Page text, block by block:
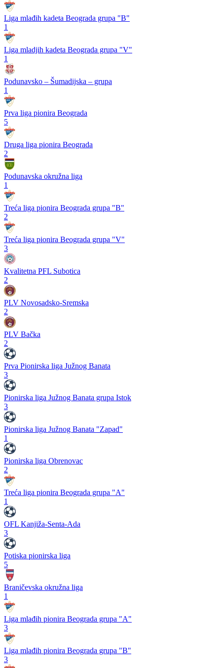
Liga mlađih kadeta Beograda grupa "B"
1
Liga mladjih kadeta Beograda grupa "V"
1
Podunavsko – Šumadijska – grupa
1
Prva liga pionira Beograda
5
Druga liga pionira Beograda
2
Podunavska okružna liga
1
Treća liga pionira Beograda grupa "B"
2
Treća liga pionira Beograda grupa "V"
3
Kvalitetna PFL Subotica
2
PLV Novosadsko-Sremska
2
PLV Bačka
2
Prva Pionirska liga Južnog Banata
3
Pionirska liga Južnog Banata grupa Istok
3
Pionirska liga Južnog Banata "Zapad"
1
Pionirska liga Obrenovac
2
Treća liga pionira Beograda grupa "A"
1
OFL Kanjiža-Senta-Ada
3
Potiska pionirska liga
5
Braničevska okružna liga
1
Liga mlađih pionira Beograda grupa "A"
3
Liga mlađih pionira Beograda grupa "B"
3